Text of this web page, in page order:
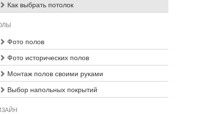
Как выбрать потолок
Фото полов
Фото исторических полов
Монтаж полов своими руками
Выбор напольных покрытий